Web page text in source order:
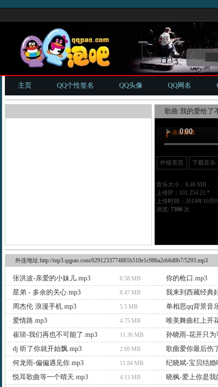
主页 QQ个性签名 QQ头像 QQ网名
歌曲:我的爱给了
外链首页 下载音乐
音乐大小：8.46 MB
上传IP：101.254.23.*
上传时间：2014年10月
浏览: 7396次
外连地址:http://mp3.qqpao.com/0291233774881b510e1c986a2eb6d8b7/5293.mp3
张洪波-亲爱的小妹儿.mp3 8.58 MB
你的枪口.mp3
星弟 - 多余的关心.mp3
8.47 MB
我来到西藏经典
周杰伦 浪漫手机.mp3
5.5 MB
单相思qq背景音
爱情路.mp3
4.75 MB
唯美舞曲杠上开
崔琰-我们再也不可能了.mp3
11.36 MB
孙晓雨-花开只为
dj 听了你就开始飘.mp3
2.69 MB
歌曲爱你最后伤
何龙雨-偏偏遇见你.mp3
11.84 MB
纪晓斌-宝贝结婚
悦耳歌曲等一个晴天.mp3
4.13 MB
晓枫-爱上你是我